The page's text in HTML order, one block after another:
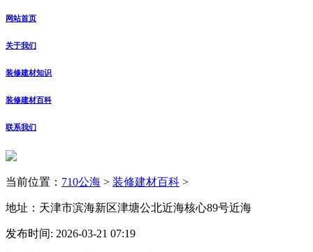
网站首页
关于我们
装修建材知识
装修建材百科
联系我们
当前位置： 710公海 > 装修建材百科 >
地址：天津市滨海新区津塘公北近海核心89号近海
发布时间: 2026-03-21 07:19